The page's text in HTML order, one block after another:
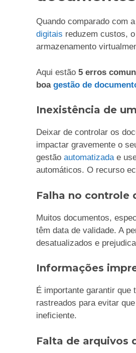
Quando comparado com
digitais reduzem custos,
armazenamento
Aqui estão 5 erros
boa gestão de
Inexistência de
Deixar de controlar os
impactar gravemente o
gestão automatizada e
automáticos. O recurso
Falha no controle
Muitos documentos,
têm data de validade. A
desatualizados e
Informações
É importante garantir que
rastreados para evitar
ineficiente.
Falta de arquivos